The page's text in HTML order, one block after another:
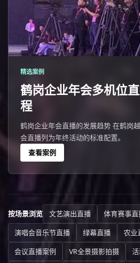
精选案例
鹤岗企业年会多机位
程
鹤岗企业年会直播的发展趋势 在鹤岗
会直播列为年终活动的标准配置。
查看案例
按场景浏览 文艺演出直播 体育赛事
演唱会音乐节直播
绿幕直播 农业
会议直播案例
VR全景摄影拍摄